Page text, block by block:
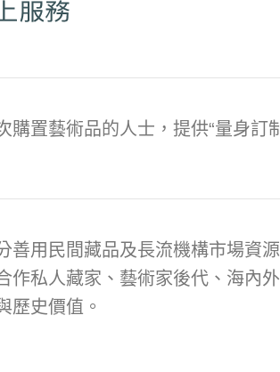
置藝術品的人士，提供“量身訂
善用民間藏品及長流機構市場資
作私人藏家、藝術家後代、海內
歷史價值。